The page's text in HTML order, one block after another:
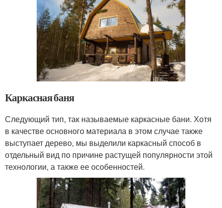
Каркасная баня
Следующий тип, так называемые каркасные бани. Хотя
в качестве основного материала в этом случае также
выступает дерево, мы выделили каркасный способ в
отдельный вид по причине растущей популярности этой
технологии, а также ее особенностей.